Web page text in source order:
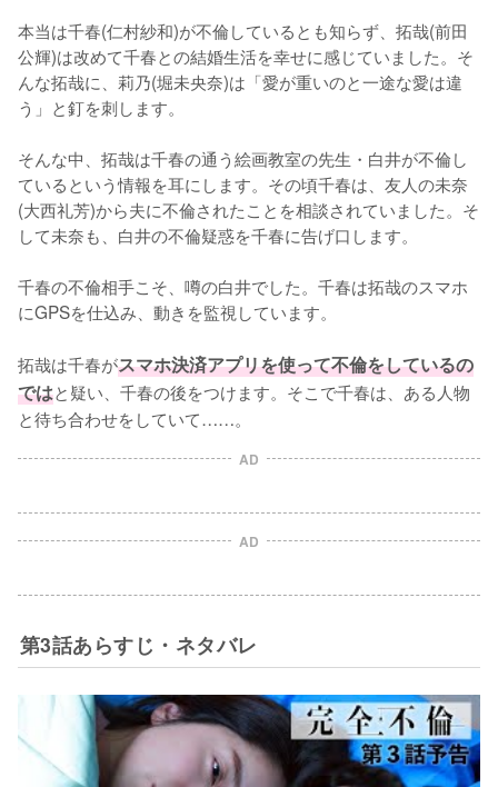
本当は千春(仁村紗和)が不倫しているとも知らず、拓哉(前田
公輝)は改めて千春との結婚生活を幸せに感じていました。そ
んな拓哉に、莉乃(堀未央奈)は「愛が重いのと一途な愛は違
う」と釘を刺します。
そんな中、拓哉は千春の通う絵画教室の先生・白井が不倫し
ているという情報を耳にします。その頃千春は、友人の未奈
(大西礼芳)から夫に不倫されたことを相談されていました。そ
して未奈も、白井の不倫疑惑を千春に告げ口します。
千春の不倫相手こそ、噂の白井でした。千春は拓哉のスマホ
にGPSを仕込み、動きを監視しています。
拓哉は千春がスマホ決済アプリを使って不倫をしているの
ではと疑い、千春の後をつけます。そこで千春は、ある人物
と待ち合わせをしていて……。
AD
AD
第3話あらすじ・ネタバレ